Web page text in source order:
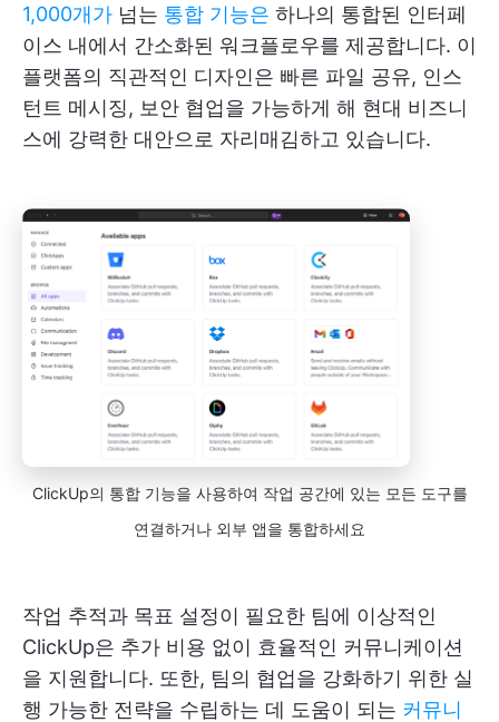
1,000개가 넘는 통합 기능은 하나의 통합된 인터페
이스 내에서 간소화된 워크플로우를 제공합니다. 이
플랫폼의 직관적인 디자인은 빠른 파일 공유, 인스
턴트 메시징, 보안 협업을 가능하게 해 현대 비즈니
스에 강력한 대안으로 자리매김하고 있습니다.
ClickUp의 통합 기능을 사용하여 작업 공간에 있는 모든 도구를
연결하거나 외부 앱을 통합하세요
작업 추적과 목표 설정이 필요한 팀에 이상적인
ClickUp은 추가 비용 없이 효율적인 커뮤니케이션
을 지원합니다. 또한, 팀의 협업을 강화하기 위한 실
행 가능한 전략을 수립하는 데 도움이 되는 커뮤니